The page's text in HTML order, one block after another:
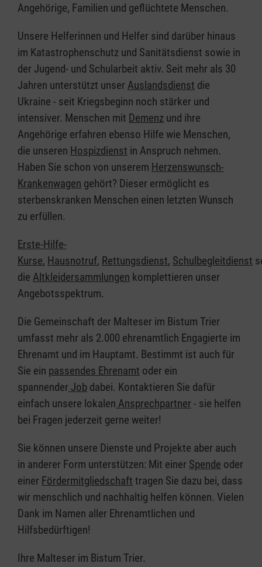
Angehörige, Familien und geflüchtete Menschen.
Unsere Helferinnen und Helfer sind darüber hinaus
im Katastrophenschutz und Sanitätsdienst sowie in
der Jugend- und Schularbeit aktiv. Seit mehr als 30
Jahren unterstützt unser Auslandsdienst die
Ukraine - seit Kriegsbeginn noch stärker und
intensiver. Menschen mit Demenz und ihre
Angehörige erfahren ebenso Hilfe wie Menschen,
die unseren Hospizdienst in Anspruch nehmen.
Haben Sie schon von unserem Herzenswunsch-
Krankenwagen gehört? Dieser ermöglicht es
sterbenskranken Menschen einen letzten Wunsch
zu erfüllen.
Erste-Hilfe-
Kurse, Hausnotruf, Rettungsdienst, Schulbegleitdienst
die Altkleidersammlungen komplettieren unser
Angebotsspektrum.
Die Gemeinschaft der Malteser im Bistum Trier
umfasst mehr als 2.000 ehrenamtlich Engagierte im
Ehrenamt und im Hauptamt. Bestimmt ist auch für
Sie ein passendes Ehrenamt oder ein
spannender Job dabei. Kontaktieren Sie dafür
einfach unsere lokalen Ansprechpartner - sie helfen
bei Fragen jederzeit gerne weiter!
Sie können unsere Dienste und Projekte aber auch
in anderer Form unterstützen: Mit einer Spende oder
einer Fördermitgliedschaft tragen Sie dazu bei, dass
wir menschlich und nachhaltig helfen können. Vielen
Dank im Namen aller Ehrenamtlichen und
Hilfsbedürftigen!
Ihre Malteser im Bistum Trier.